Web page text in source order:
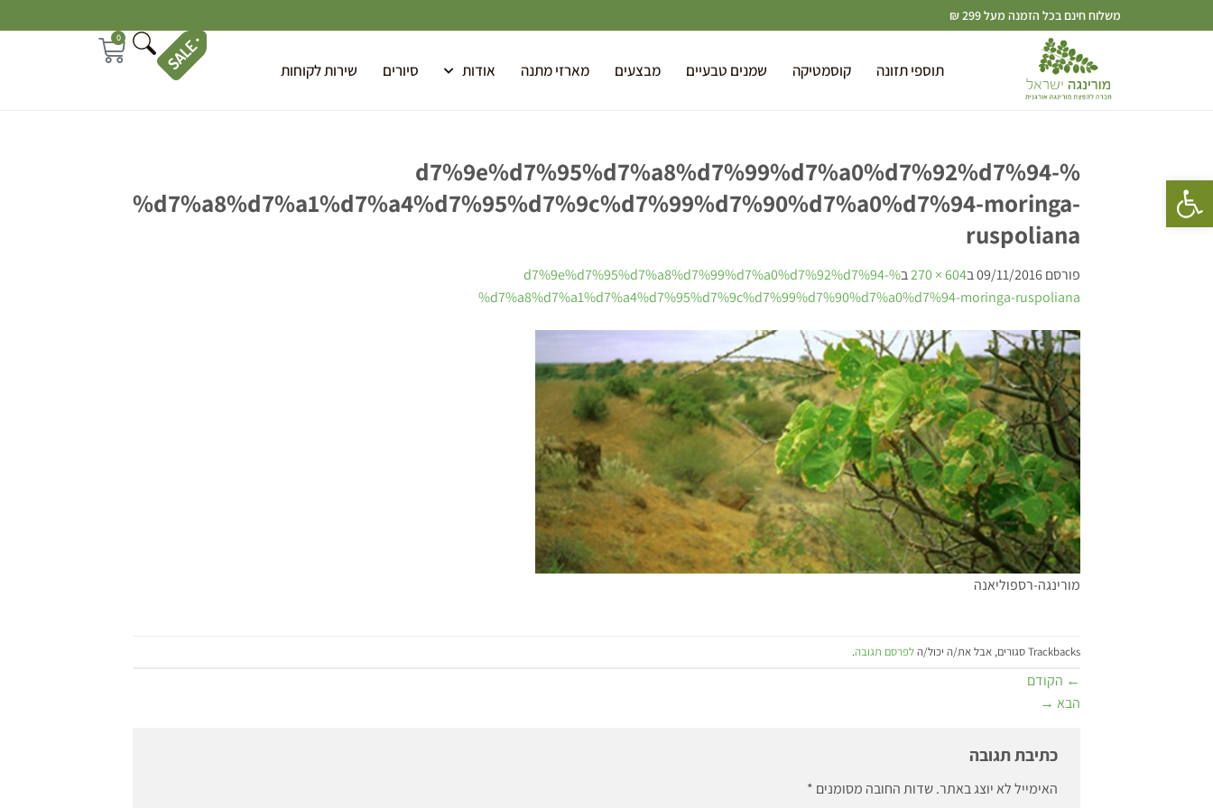
פתח סרגל נגישות
משלוח חינם בכל הזמנה מעל 299 ₪
תוספי תזונה קוסמטיקה שמנים טבעיים מבצעים מארזי מתנה אודות סיורים שירות לקוחות
0
%d7%9e%d7%95%d7%a8%d7%99%d7%a0%d7%92%d7%94-
%d7%a8%d7%a1%d7%a4%d7%95%d7%9c%d7%99%d7%90%d7%a0%d7%94-moringa-
ruspoliana
פורסם09/11/2016ב604 × 270 ב
%d7%9e%d7%95%d7%a8%d7%99%d7%a0%d7%92%d7%94-
%d7%a8%d7%a1%d7%a4%d7%95%d7%9c%d7%99%d7%90%d7%a0%d7%94-moringa-ruspoliana
מורינגה-רספוליאנה
Trackbacks סגורים, אבל את/ה יכול/ה לפרסם תגובה.
← הקודם
הבא →
כתיבת תגובה
האימייל לא יוצג באתר.שדות החובה מסומנים *